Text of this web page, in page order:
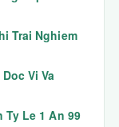
Trai Nghiem
Vi Va
Ty Le 1 An 99